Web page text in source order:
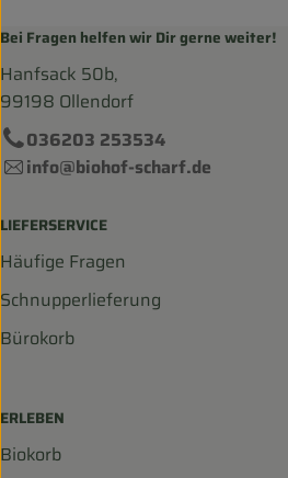
Bei Fragen helfen wir Dir gerne weiter!
Hanfsack 50b,
99198 Ollendorf
036203 253534
info@biohof-scharf.de
LIEFERSERVICE
Häufige Fragen
Schnupperlieferung
Bürokorb
ERLEBEN
Biokorb